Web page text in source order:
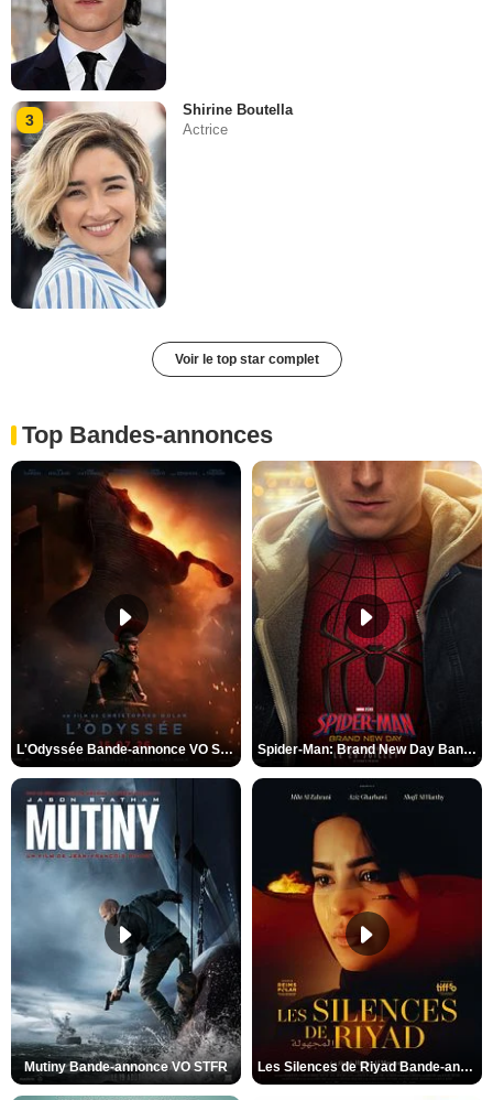
3
Shirine Boutella
Actrice
Voir le top star complet
Top Bandes-annonces
L'Odyssée Bande-annonce VO STFR Spider-Man: Brand New Day Bande-annonce VO STFR
Mutiny Bande-annonce VO STFR Les Silences de Riyad Bande-annonce VO STFR